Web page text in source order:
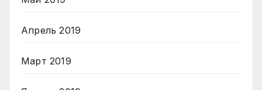
Апрель 2019
Март 2019